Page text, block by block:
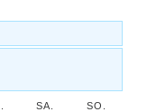
SA. SO.